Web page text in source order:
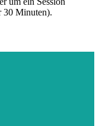
30 Minuten).